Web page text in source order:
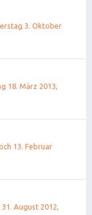
3. Oktober
18. März 2013,
13. Februar
August 2012,